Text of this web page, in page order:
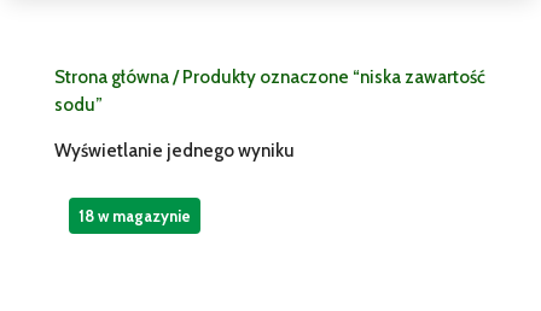
Strona główna/ Produkty oznaczone “niska zawartość
sodu”
Wyświetlanie jednego wyniku
18 w magazynie